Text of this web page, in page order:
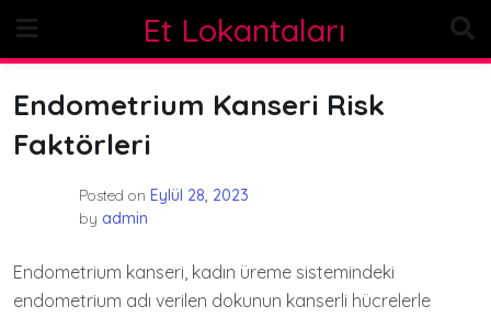
content
Et Lokantaları
Endometrium Kanseri Risk
Faktörleri
Posted on Eylül 28, 2023
by admin
Endometrium kanseri, kadın üreme sistemindeki
endometrium adı verilen dokunun kanserli hücrelerle